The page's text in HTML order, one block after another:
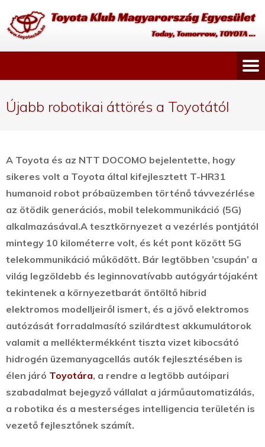
Újabb robotikai áttörés a Toyotától
A Toyota és az NTT DOCOMO bejelentette, hogy
sikeres volt a Toyota által kifejlesztett T-HR31
humanoid robot próbaüzemben történő távvezérlése
az ötödik generációs, mobil telekommunikáció (5G)
alkalmazásával.A tesztkörnyezet a vezérlés pontjától
mintegy 10 kilométerre volt, és két pont között 5G
telekommunikáció működött. Bár legtöbben ’csupán’ a
világ legzöldebb és leginnovatívabb autógyártójaként
tekintenek a környezetbarát öntöltő hibrid
elektromos modelljeiről ismert, és a jövő elektromos
autózását forradalmasító szilárdtest akkumulátorok
valamit a melléktermékként tiszta vizet kibocsátó
hidrogén üzemanyagcellás autók fejlesztésében is
élen járó Toyotára, a rendre a legtöbb autóipari
szabadalmat bejegyző vállalat a járműautomatizálás,
a robotika és a mesterséges intelligencia területén is
vezető fejlesztőnek számít.